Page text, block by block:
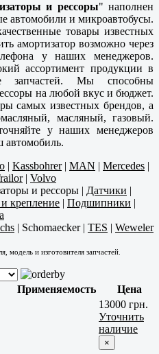
и рессоры" наполнен
автомобили и микроавтобусы.
товары известных
амортизатор возможно через
у наших менеджеров.
ассортимент продукции в
запчастей. Мы способны
на любой вкус и бюджет.
самых известных брендов, а
масляный, газовый.
у наших менеджеров
автомобиль.
| Kassbohrer| MAN | Mercedes |
| Volvo
и рессоры | Датчики |
крепление | Подшипники |
| Schomaecker| TES | Weweler
модель и изготовителя запчастей.
Применяемость Цена
13000 грн.
Уточнить
наличие
×